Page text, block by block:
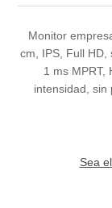
Monitor
cm, IPS, Full HD,
1 ms MPRT,
intensidad, sin
Sea